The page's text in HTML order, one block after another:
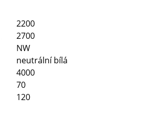
2200
2700
NW
neutrální bílá
4000
70
120